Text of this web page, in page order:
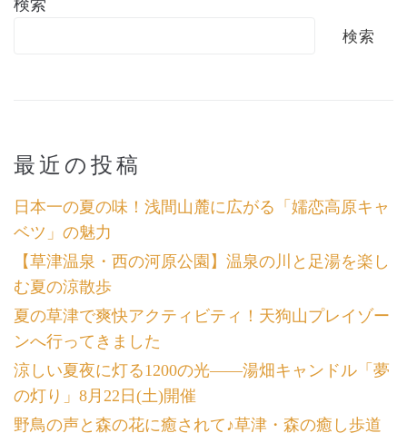
検索
検索
最近の投稿
日本一の夏の味！浅間山麓に広がる「嬬恋高原キャ
ベツ」の魅力
【草津温泉・西の河原公園】温泉の川と足湯を楽し
む夏の涼散歩
夏の草津で爽快アクティビティ！天狗山プレイゾー
ンへ行ってきました
涼しい夏夜に灯る1200の光――湯畑キャンドル「夢
の灯り」8月22日(土)開催
野鳥の声と森の花に癒されて♪草津・森の癒し歩道